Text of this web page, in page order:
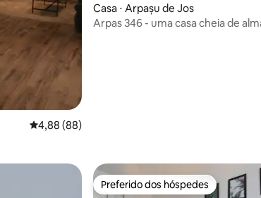
4,88 de uma avaliação média de 5, 88 avaliações
4,88 (88)
Casa ⋅ Arpașu de Jos
Arpas 346 - uma casa cheia de
Preferido dos hóspedes
Preferido dos hóspedes